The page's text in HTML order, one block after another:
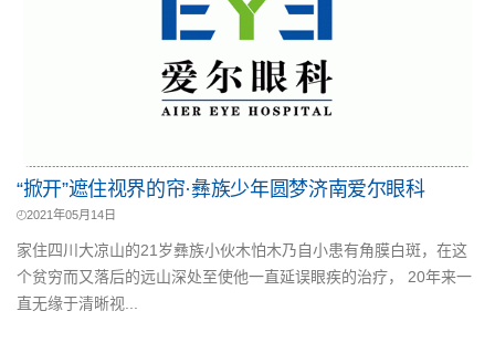
“掀开”遮住视界的帘·彝族少年圆梦济南爱尔眼科
2021年05月14日
家住四川大凉山的21岁彝族小伙木怕木乃自小患有角膜白斑，在这
个贫穷而又落后的远山深处至使他一直延误眼疾的治疗， 20年来一
直无缘于清晰视...